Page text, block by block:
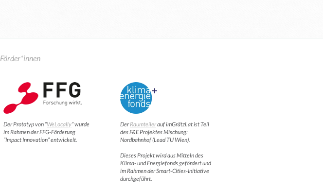
Förder*innen
Der Prototyp von “WeLocally” wurde
im Rahmen der FFG-Förderung
“Impact Innovation” entwickelt.
DerRaumteilerauf imGrätzl.at ist Teil
des F&E Projektes Mischung:
Nordbahnhof (Lead TU Wien).
Dieses Projekt wird aus Mitteln des
Klima- und Energiefonds gefördert und
im Rahmen der Smart-Cities-Initiative
durchgeführt.